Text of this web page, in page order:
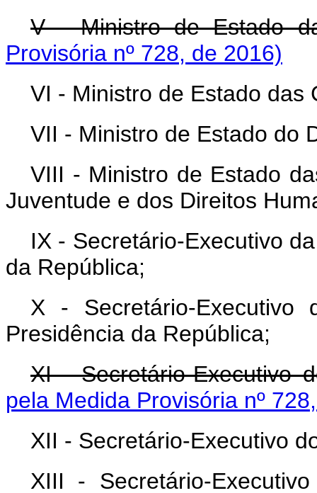
V - Ministro de Estado
Provisória nº 728, de 2016)
VI - Ministro de Estado das
VII - Ministro de Estado do
VIII - Ministro de Estado
Juventude e dos Direitos
IX - Secretário-Executivo
da República;
X - Secretário-Executivo
Presidência da República;
XI - Secretário-Executivo
pela Medida Provisória nº
XII - Secretário-Executivo
XIII - Secretário-